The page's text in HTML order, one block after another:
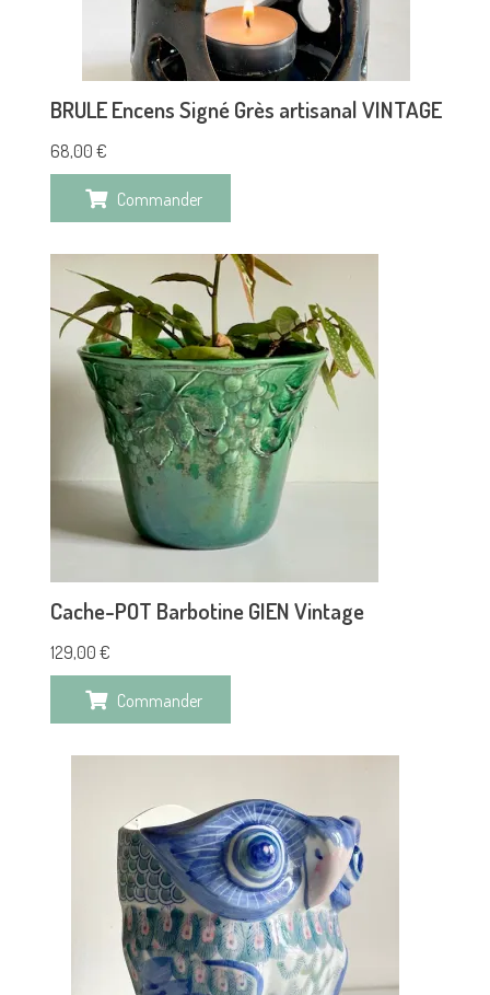
BRULE Encens Signé Grès artisanal VINTAGE
68,00 €
Commander
Cache-POT Barbotine GIEN Vintage
129,00 €
Commander